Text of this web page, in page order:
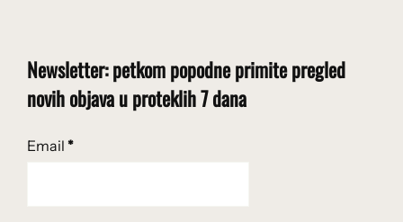
Newsletter: petkom popodne primite pregled
novih objava u proteklih 7 dana
Email *